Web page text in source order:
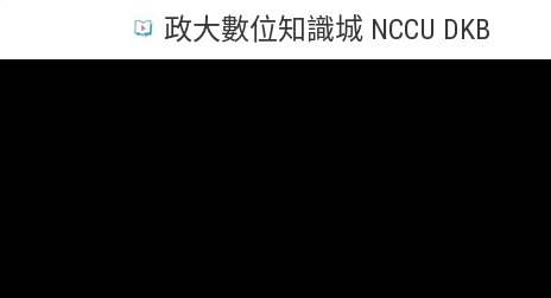
政大數位知識城 NCCU DKB